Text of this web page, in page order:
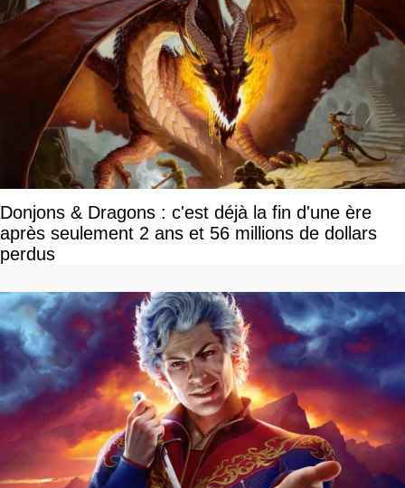
Donjons & Dragons : c'est déjà la fin d'une ère
après seulement 2 ans et 56 millions de dollars
perdus